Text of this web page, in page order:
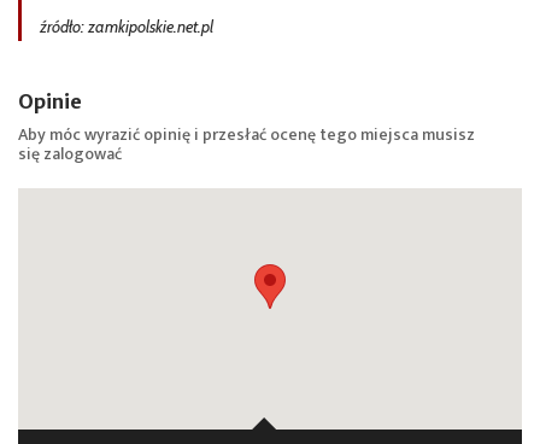
źródło: zamkipolskie.net.pl
Opinie
Aby móc wyrazić opinię i przesłać ocenę tego miejsca musisz
sięzalogować